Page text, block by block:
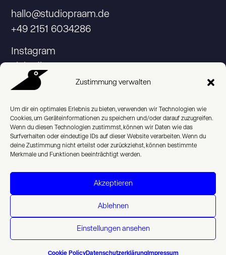
Zustimmung verwalten
Um dir ein optimales Erlebnis zu bieten, verwenden wir Technologien wie
Cookies, um Geräteinformationen zu speichern und/oder darauf zuzugreifen.
Wenn du diesen Technologien zustimmst, können wir Daten wie das
Surfverhalten oder eindeutige IDs auf dieser Website verarbeiten. Wenn du
deine Zustimmung nicht erteilst oder zurückziehst, können bestimmte
Merkmale und Funktionen beeinträchtigt werden.
Akzeptieren
Ablehnen
Einstellungen ansehen
Cookie PolicyDatenschutzerklärungImpressum
hallo@studiopraam.de
+49 2151 6034286
Instagram
© 2026 Studio Praam
Impressum